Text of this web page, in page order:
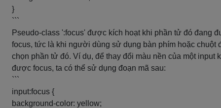
}
```
Pseudo-class ':focus' được kích hoạt khi phần tử đó đang
focus, tức là khi người dùng sử dụng bàn phím hoặc chuột
chọn phần tử đó. Ví dụ, để thay đổi màu nền của một input
được focus, ta có thể sử dụng đoạn mã sau:
```
input:focus {
background-color: yellow;